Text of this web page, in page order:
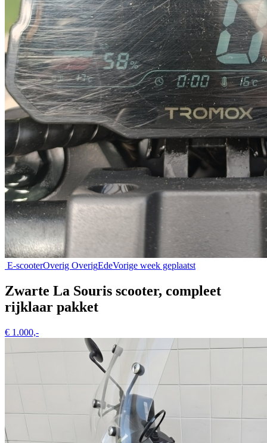
E-scooterOverig OverigEdeVorige week geplaatst
Zwarte La Souris scooter, compleet
rijklaar pakket
€ 1.000,-